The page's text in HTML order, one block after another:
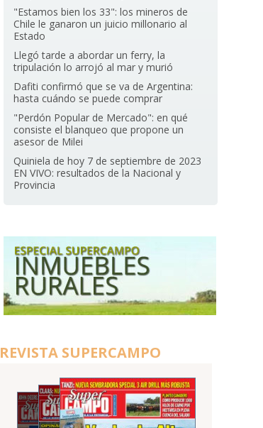
"Estamos bien los 33": los mineros de
Chile le ganaron un juicio millonario al
Estado
Llegó tarde a abordar un ferry, la
tripulación lo arrojó al mar y murió
Dafiti confirmó que se va de Argentina:
hasta cuándo se puede comprar
"Perdón Popular de Mercado": en qué
consiste el blanqueo que propone un
asesor de Milei
Quiniela de hoy 7 de septiembre de 2023
EN VIVO: resultados de la Nacional y
Provincia
REVISTA SUPERCAMPO